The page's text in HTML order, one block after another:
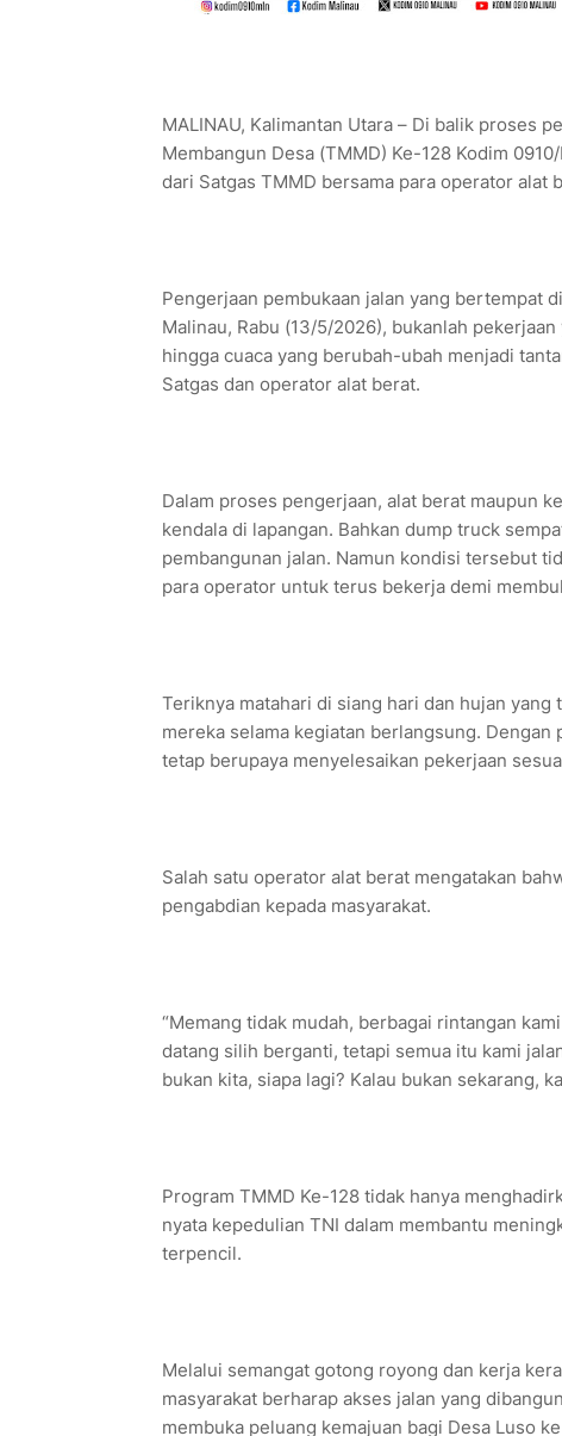
MALINAU, Kalimantan Utara – Di balik proses
Membangun Desa (TMMD) Ke-128 Kodim
dari Satgas TMMD bersama para operator alat
Pengerjaan pembukaan jalan yang bertempat
Malinau, Rabu (13/5/2026), bukanlah
hingga cuaca yang berubah-ubah menjadi
Satgas dan operator alat berat.
Dalam proses pengerjaan, alat berat maupun
kendala di lapangan. Bahkan dump truck
pembangunan jalan. Namun kondisi tersebut
para operator untuk terus bekerja demi
Teriknya matahari di siang hari dan hujan
mereka selama kegiatan berlangsung.
tetap berupaya menyelesaikan pekerjaan
Salah satu operator alat berat mengatakan
pengabdian kepada masyarakat.
“Memang tidak mudah, berbagai rintangan
datang silih berganti, tetapi semua itu kami
bukan kita, siapa lagi? Kalau bukan sekarang,
Program TMMD Ke-128 tidak hanya
nyata kepedulian TNI dalam membantu
terpencil.
Melalui semangat gotong royong dan kerja
masyarakat berharap akses jalan yang
membuka peluang kemajuan bagi Desa Luso